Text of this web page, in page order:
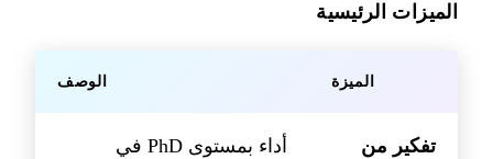
الميزات الرئيسية
الميزة الوصف
تفكير من
أداء بمستوى PhD في